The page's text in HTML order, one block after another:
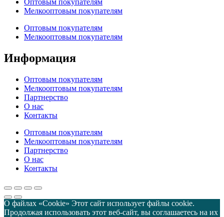
Оптовым покупателям
Мелкооптовым покупателям
Оптовым покупателям
Мелкооптовым покупателям
Информация
Оптовым покупателям
Мелкооптовым покупателям
Партнерство
О нас
Контакты
Оптовым покупателям
Мелкооптовым покупателям
Партнерство
О нас
Контакты
О файлах «Cookie» Этот сайт использует файлы cookie.
Продолжая использовать этот веб-сайт, вы соглашаетесь на их